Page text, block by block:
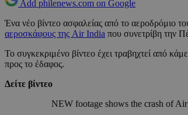
Add philenews.com on Google
Ένα νέο βίντεο ασφαλείας από το αεροδρόμιο
αεροσκάφους της Air India που συνετρίβη την
Το συγκεκριμένο βίντεο έχει τραβηχτεί από
προς το έδαφος.
Δείτε βίντεο
NEW footage shows the crash of